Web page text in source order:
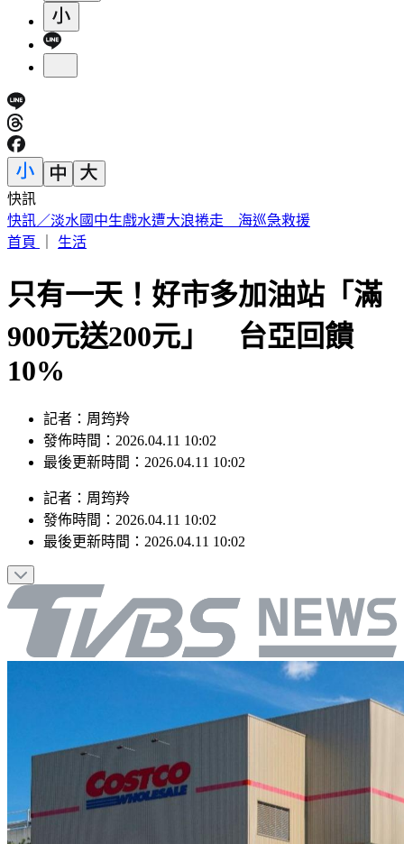
快訊
老高與小茉新片全程「黑底白字」！網笑：根本Podcast
首頁
生活
只有一天！好市多加油站「滿
900元送200元」 台亞回饋
10%
記者：周筠羚
發佈時間：2026.04.11 10:02
最後更新時間：2026.04.11 10:02
記者 ： 周筠羚
發佈時間： 2026.04.11 10:02
最後更新時間： 2026.04.11 10:02